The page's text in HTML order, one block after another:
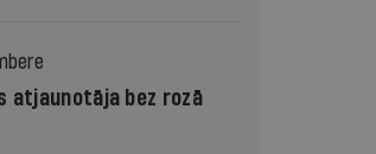
atjaunotāja bez rozā